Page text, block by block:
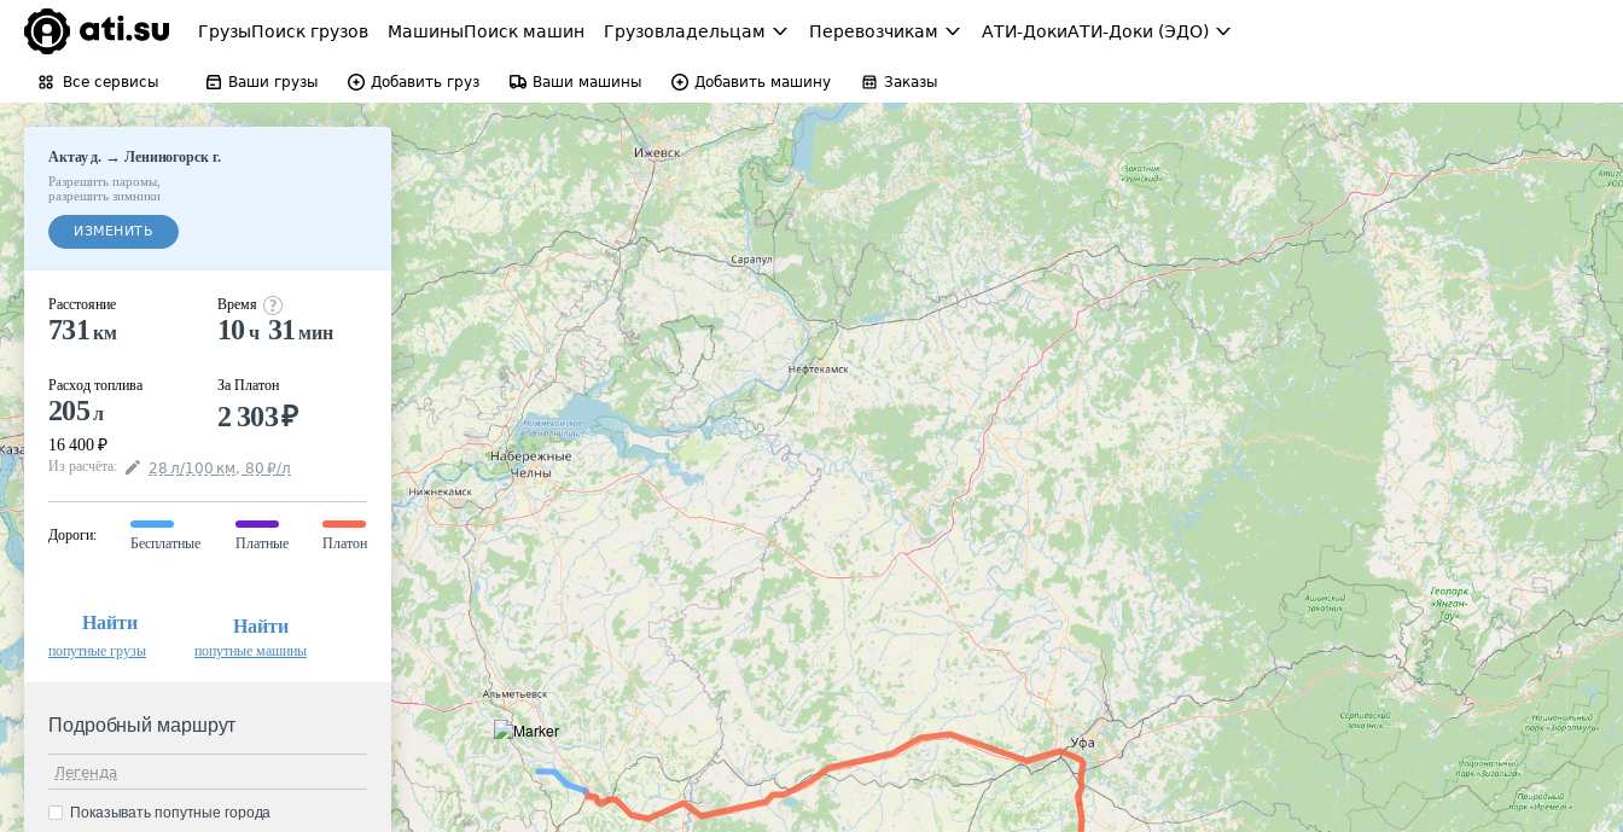
ГрузыПоиск грузов МашиныПоиск машин Грузовладельцам Перевозчикам АТИ-ДокиАТИ-Доки (ЭДО)
Все сервисы Ваши грузы Добавить груз Ваши машины Добавить машину Заказы
Актау д. → Лениногорск г.
Разрешить паромы
разрешить зимники
ИЗМЕНИТЬ
Расстояние
731 км
Расход топлива
205л
16 400 ₽
Время
10 ч 31 мин
За Платон
2 303₽
Из расчёта: 28 л/100 км, 80 ₽/л
Дороги:
Бесплатные Платные Платон
Найти
попутные грузы
Найти
попутные машины
Подробный маршрут
Легенда
Показывать попутные города